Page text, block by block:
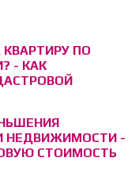
ПО
- КАК
НЕДВИЖИМОСТИ -
СТОИМОСТЬ